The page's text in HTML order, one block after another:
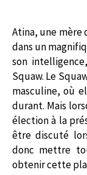
Atina, une mère
dans un
son
Squaw. Le
masculine, où
durant. Mais
élection à la
être discuté
donc mettre
obtenir cette